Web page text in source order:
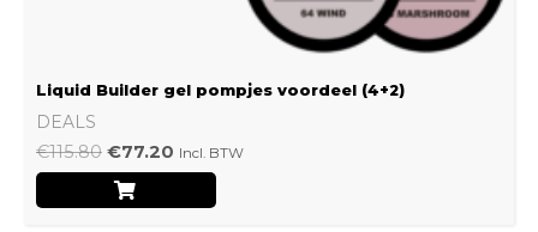
Liquid Builder gel pompjes voordeel (4+2)
DEALS
€115.80 €77.20 Incl. BTW